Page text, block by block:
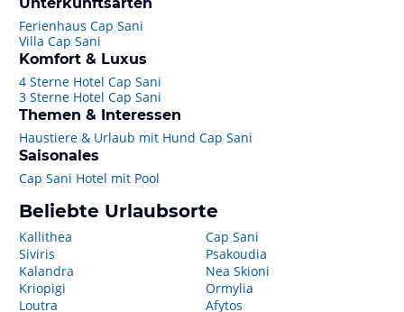
Ferienhaus Cap Sani
Villa Cap Sani
Komfort & Luxus
4 Sterne Hotel Cap Sani
3 Sterne Hotel Cap Sani
Themen & Interessen
Haustiere & Urlaub mit Hund Cap Sani
Saisonales
Cap Sani Hotel mit Pool
Beliebte Urlaubsorte
Kallithea
Siviris
Kalandra
Kriopigi
Loutra
Cap Sani
Psakoudia
Nea Skioni
Ormylia
Afytos